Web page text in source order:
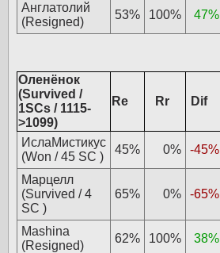
Англатолий
(Resigned)
53% 100% 47%
Оленёнок
(Survived /
1SCs / 1115-
>1099)
Re Rr Dif
ИслаМистикус
(Won / 45 SC )
45% 0% -45%
Марцелл
(Survived / 4
SC )
65% 0% -65%
Mashina
(Resigned)
62% 100% 38%